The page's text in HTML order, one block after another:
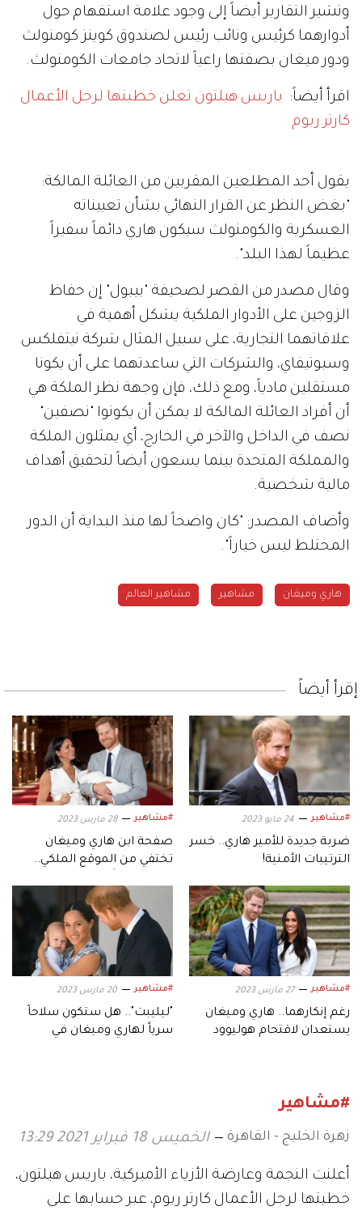
وتشير التقارير أيضاً إلى وجود علامة استفهام حول
أدوارهما كرئيس ونائب رئيس لصندوق كوينز كومنولث
ودور ميغان بصفتها راعياً لاتحاد جامعات الكومنولث.
اقرأ أيضاً: باريس هيلتون تعلن خطبتها لرجل الأعمال
كارتر ريوم
يقول أحد المطلعين المقربين من العائلة المالكة:
"بغض النظر عن القرار النهائي بشأن تعييناته
العسكرية والكومنولث سيكون هاري دائماً سفيراً
عظيماً لهذا البلد".
وقال مصدر من القصر لصحيفة "بيبول" إن حفاظ
الزوجين على الأدوار الملكية يشكل أهمية في
علاقاتهما التجارية، على سبيل المثال شركة نيتفلكس
وسبوتيفاي، والشركات التي ساعدتهما على أن يكونا
مستقلين مادياً، ومع ذلك، فإن وجهة نظر الملكة هي
أن أفراد العائلة المالكة لا يمكن أن يكونوا "نصفين"
نصف في الداخل والآخر في الخارج، أي يمثلون الملكة
والمملكة المتحدة بينما يسعون أيضاً لتحقيق أهداف
مالية شخصية.
وأضاف المصدر: "كان واضحاً لها منذ البداية أن الدور
المختلط ليس خياراً".
هاري وميغان مشاهير مشاهير العالم
إقرأ أيضاً
#مشاهير 24 مايو 2023
ضربة جديدة للأمير هاري.. خسر
الترتيبات الأمنية!
#مشاهير 28 مارس 2023
صفحة ابن هاري وميغان
تختفي من الموقع الملكي..
#مشاهير 27 مارس 2023
رغم إنكارهما.. هاري وميغان
يستعدان لاقتحام هوليوود
#مشاهير 20 مارس 2023
"ليليبت".. هل ستكون سلاحاً
سرياً لهاري وميغان في
#مشاهير
زهرة الخليج - القاهرة الخميس 18 فبراير 2021 13:29
أعلنت النجمة وعارضة الأزياء الأميركية، باريس هيلتون،
خطبتها لرجل الأعمال كارتر ريوم، عبر حسابها على